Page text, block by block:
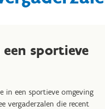
sportieve
in een sportieve omgeving
vergaderzalen die recent